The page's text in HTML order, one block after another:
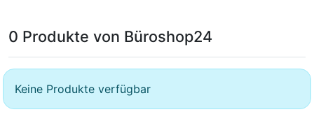
0 Produkte von Büroshop24
Keine Produkte verfügbar